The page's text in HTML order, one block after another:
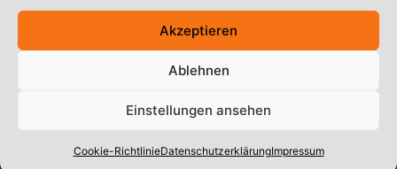
Akzeptieren
Ablehnen
Einstellungen ansehen
Cookie-RichtlinieDatenschutzerklärungImpressum
Datenschutzerklärung
Mobil: +49 (0) 160 93188674